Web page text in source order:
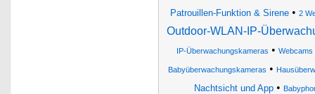
Patrouillen-Funktion & Sirene• 2
Outdoor-WLAN-IP-
IP-Überwachungskameras • Webcams
Babyüberwachungskameras •
Nachtsicht und App•